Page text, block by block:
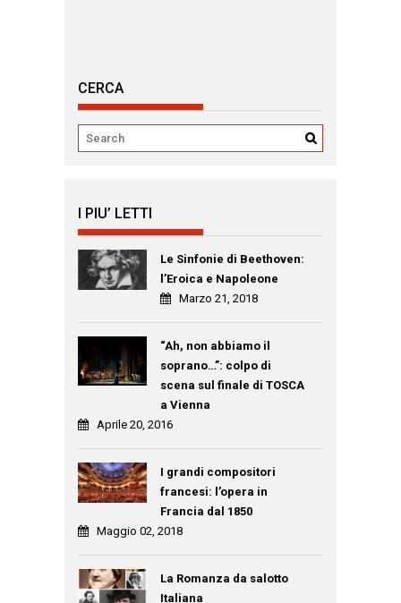
CERCA
I PIU’ LETTI
Le Sinfonie di Beethoven:
l’Eroica e Napoleone
Marzo 21, 2018
“Ah, non abbiamo il
soprano…”: colpo di
scena sul finale di TOSCA
a Vienna
Aprile 20, 2016
I grandi compositori
francesi: l’opera in
Francia dal 1850
Maggio 02, 2018
La Romanza da salotto
Italiana